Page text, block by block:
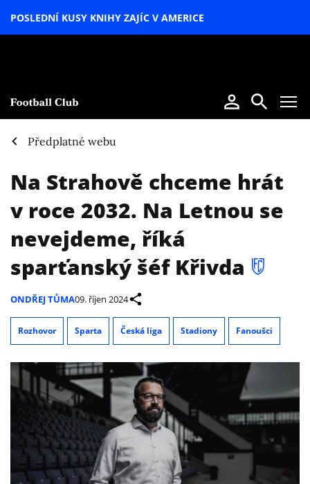
POSLEDNÍ KUSY KNIHY ZAJÍC V AMERICE
Předplatné webu
Na Strahově chceme hrát
v roce 2032. Na Letnou se
nevejdeme, říká
sparťanský šéf Křivda
ONDŘEJ TŮMA09. říjen 2024
Rozhovor Sparta Česká liga Stadiony Fanoušci